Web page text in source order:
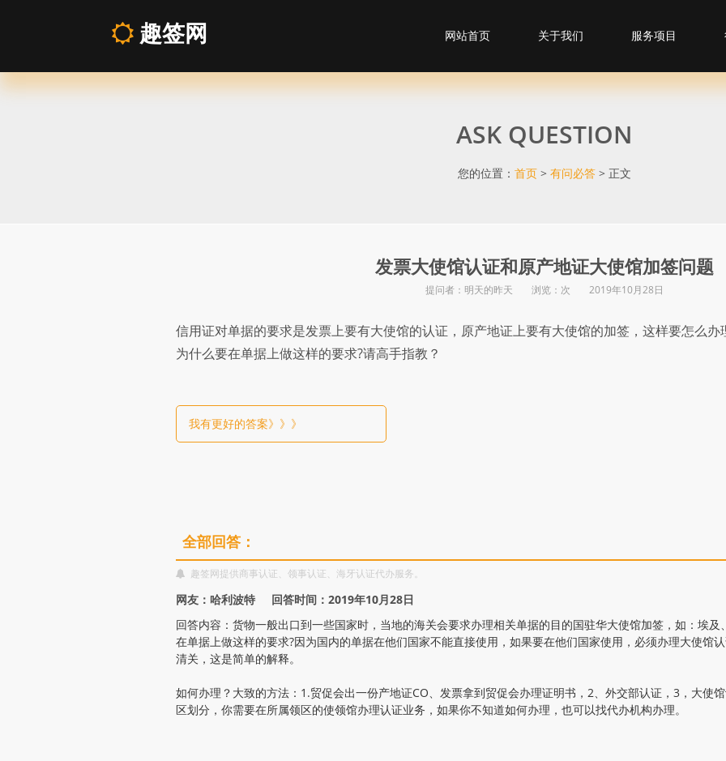
发
趣签网 网站首页 关于我们 服务项目
ASK QUESTION
您的位置： 首页 > 有问必答 > 正文
发票大使馆认证和原产地证大使馆加签问题
提问者：明天的昨天 浏览： 次 2019年10月28日
信用证对单据的要求是发票上要有大使馆的认证，原产地证上要有大使馆的加签，这样要怎么办
为什么要在单据上做这样的要求?请高手指教？
我有更好的答案》》》
全部回答：
趣签网提供商事认证、领事认证、海牙认证代办服务。
网友：哈利波特 回答时间：2019年10月28日
回答内容：货物一般出口到一些国家时，当地的海关会要求办理相关单据的目的国驻华大使馆加签，如：埃
在单据上做这样的要求?因为国内的单据在他们国家不能直接使用，如果要在他们国家使用，必须办理大使馆
清关，这是简单的解释。
如何办理？大致的方法：1.贸促会出一份产地证CO、发票拿到贸促会办理证明书，2、外交部认证，3，大使
区划分，你需要在所属领区的使领馆办理认证业务，如果你不知道如何办理，也可以找代办机构办理。